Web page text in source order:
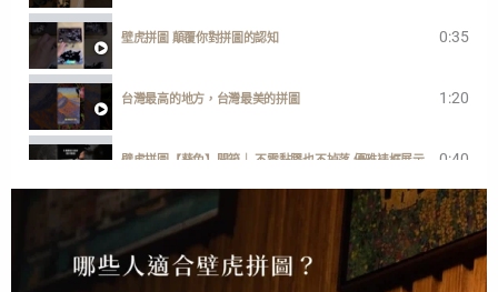
壁虎拼圖 顛覆你對拼圖的認知 0:35
台灣最高的地方，台灣最美的拼圖 1:20
壁虎拼圖【葵兔】開箱｜ 不需黏膠也不掉落 優雅裱框展示 0:40
一分鐘開箱【歡迎回家】快樂小狗勾 1:00
GECKO POWER PUZZLE ENGLISH DEMONSTRATION 2:38